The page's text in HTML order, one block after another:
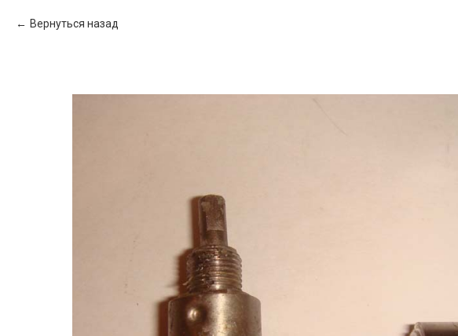
Вернуться назад